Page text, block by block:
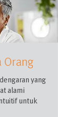
Orang
yang
alami
untuk